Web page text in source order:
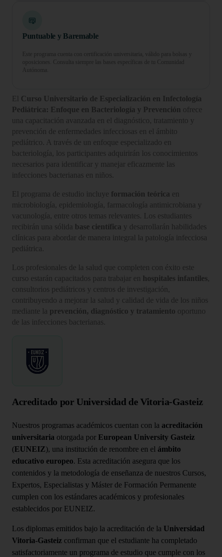
Puntuable y Baremable
Este programa cuenta con certificación universitaria, válido para bolsas y
oposiciones. Consulta siempre las bases específicas de tu Comunidad
Autónoma.
El Curso Universitario de Especialización en Infectología
Pediátrica: Enfoque en Bacteriología y Prevención ofrece
una capacitación avanzada en el diagnóstico, tratamiento y
prevención de enfermedades infecciosas en el ámbito
pediátrico. A través de un enfoque especializado en
bacteriología, los participantes adquirirán los conocimientos
necesarios para identificar y manejar eficazmente las
infecciones bacterianas en niños.
El programa de estudio incluye formación teórica en
microbiología, epidemiología, farmacología antimicrobiana y
vacunología, entre otros temas relevantes. Los estudiantes
recibirán una sólida base científica y desarrollarán habilidades
clínicas para abordar de manera integral la patología infecciosa
pediátrica.
Los profesionales de la salud que completen con éxito este
curso estarán capacitados para trabajar en hospitales infantiles
consultorios pediátricos y centros de investigación,
contribuyendo a mejorar la salud y calidad de vida de los niños
mediante la prevención, diagnóstico y tratamiento oportuno
de las infecciones bacterianas.
Acreditado por Universidad de Vitoria-Gasteiz
Nuestros programas académicos cuentan con la acreditación
universitaria otorgada por European University Gasteiz
(EUNEIZ), una institución de renombre en el ámbito
educativo europeo. Esta acreditación asegura que los
contenidos y la metodología de enseñanza de nuestros Cursos,
Expertos, Especialistas y Máster de Formación Permanente
cumplen con los estándares académicos y profesionales
establecidos por EUNEIZ.
Los diplomas emitidos bajo la acreditación de la Universidad
Vitoria-Gasteiz confirman que el estudiante ha completado
satisfactoriamente un programa de estudio que cumple con los